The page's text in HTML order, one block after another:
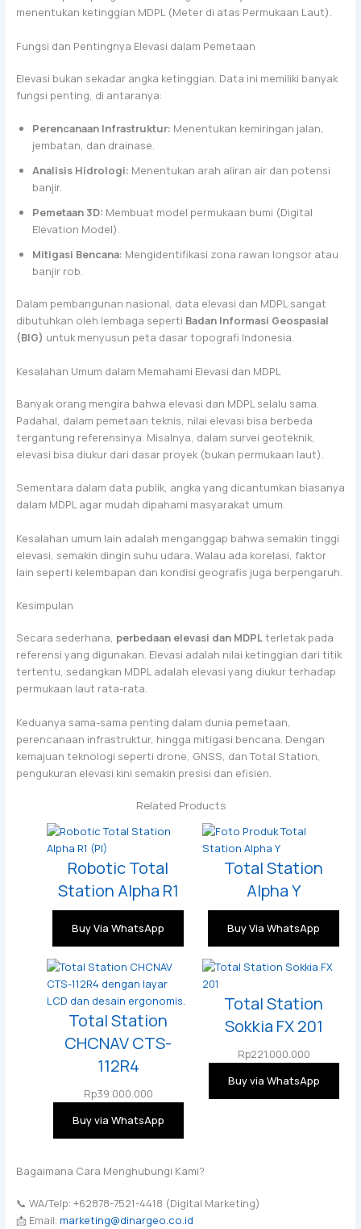
menentukan ketinggian MDPL (Meter di atas Permukaan Laut).
Fungsi dan Pentingnya Elevasi dalam Pemetaan
Elevasi bukan sekadar angka ketinggian. Data ini memiliki banyak
fungsi penting, di antaranya:
Perencanaan Infrastruktur: Menentukan kemiringan jalan,
jembatan, dan drainase.
Analisis Hidrologi: Menentukan arah aliran air dan potensi
banjir.
Pemetaan 3D: Membuat model permukaan bumi (Digital
Elevation Model).
Mitigasi Bencana: Mengidentifikasi zona rawan longsor atau
banjir rob.
Dalam pembangunan nasional, data elevasi dan MDPL sangat
dibutuhkan oleh lembaga seperti Badan Informasi Geospasial
(BIG) untuk menyusun peta dasar topografi Indonesia.
Kesalahan Umum dalam Memahami Elevasi dan MDPL
Banyak orang mengira bahwa elevasi dan MDPL selalu sama.
Padahal, dalam pemetaan teknis, nilai elevasi bisa berbeda
tergantung referensinya. Misalnya, dalam survei geoteknik,
elevasi bisa diukur dari dasar proyek (bukan permukaan laut).
Sementara dalam data publik, angka yang dicantumkan biasanya
dalam MDPL agar mudah dipahami masyarakat umum.
Kesalahan umum lain adalah menganggap bahwa semakin tinggi
elevasi, semakin dingin suhu udara. Walau ada korelasi, faktor
lain seperti kelembapan dan kondisi geografis juga berpengaruh.
Kesimpulan
Secara sederhana, perbedaan elevasi dan MDPLterletak pada
referensi yang digunakan. Elevasi adalah nilai ketinggian dari titik
tertentu, sedangkan MDPL adalah elevasi yang diukur terhadap
permukaan laut rata-rata.
Keduanya sama-sama penting dalam dunia pemetaan,
perencanaan infrastruktur, hingga mitigasi bencana. Dengan
kemajuan teknologi seperti drone, GNSS, dan Total Station,
pengukuran elevasi kini semakin presisi dan efisien.
Related Products
Robotic Total
Station Alpha R1
Buy Via WhatsApp
Total Station
Alpha Y
Buy Via WhatsApp
Total Station
CHCNAV CTS-
112R4
Rp39.000.000
Buy via WhatsApp
Total Station
Sokkia FX 201
Rp221.000.000
Buy via WhatsApp
Bagaimana Cara Menghubungi Kami?
📞 WA/Telp: +62878-7521-4418 (Digital Marketing)
📩 Email: marketing@dinargeo.co.id